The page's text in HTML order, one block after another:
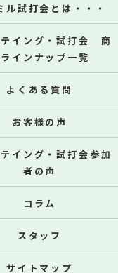
ル試打会とは・・・
イング・試打会 商
インナップ一覧
よくある質問
お客様の声
イング・試打会参加
者の声
コラム
スタッフ
サイトマップ